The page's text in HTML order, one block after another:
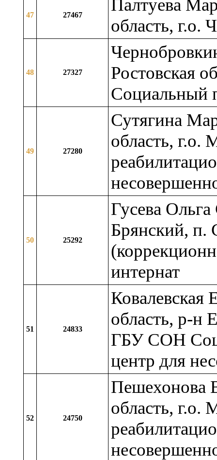
47 27467
Палтуева
область, г.о.
48 27327
Ростовская
Социальный
49 27280
Сутягина
область,
50 25292
Гусева Ольга
Брянский, п.
интернат
51 24833
Ковалевская
область, р-н
ГБУ СОН
центр для
52 24750
Пешехонова
область,